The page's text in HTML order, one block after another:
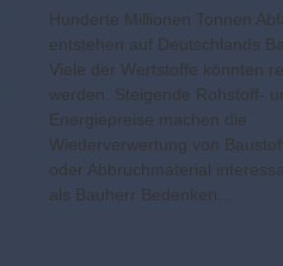
Hunderte Millionen Tonnen
entstehen auf Deutschlands
Viele der Wertstoffe könnten
werden. Steigende Rohstoff-
Energiepreise machen die
Wiederverwertung von
oder Abbruchmaterial
als Bauherr Bedenken…